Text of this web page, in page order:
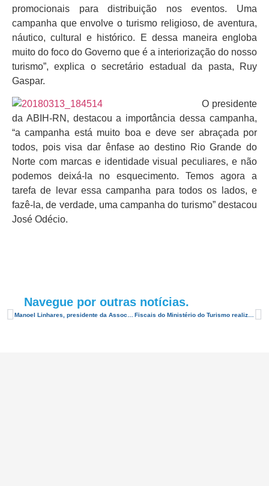
promocionais para distribuição nos eventos. Uma
campanha que envolve o turismo religioso, de aventura,
náutico, cultural e histórico. E dessa maneira engloba
muito do foco do Governo que é a interiorização do nosso
turismo”, explica o secretário estadual da pasta, Ruy
Gaspar.
O presidente
da ABIH-RN, destacou a importância dessa campanha,
“a campanha está muito boa e deve ser abraçada por
todos, pois visa dar ênfase ao destino Rio Grande do
Norte com marcas e identidade visual peculiares, e não
podemos deixá-la no esquecimento. Temos agora a
tarefa de levar essa campanha para todos os lados, e
fazê-la, de verdade, uma campanha do turismo” destacou
José Odécio.
Navegue por outras notícias.
Fiscais do Ministério do Turismo realizam palestra na ABIH-RN sobre o Cadastur